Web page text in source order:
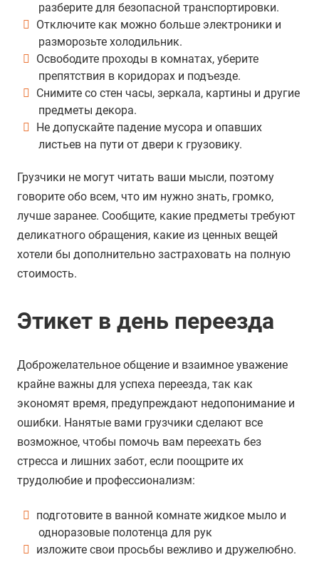
разберите для безопасной транспортировки.
Отключите как можно больше электроники и
разморозьте холодильник.
Освободите проходы в комнатах, уберите
препятствия в коридорах и подъезде.
Снимите со стен часы, зеркала, картины и другие
предметы декора.
Не допускайте падение мусора и опавших
листьев на пути от двери к грузовику.
Грузчики не могут читать ваши мысли, поэтому
говорите обо всем, что им нужно знать, громко,
лучше заранее. Сообщите, какие предметы требуют
деликатного обращения, какие из ценных вещей
хотели бы дополнительно застраховать на полную
стоимость.
Этикет в день переезда
Доброжелательное общение и взаимное уважение
крайне важны для успеха переезда, так как
экономят время, предупреждают недопонимание и
ошибки. Нанятые вами грузчики сделают все
возможное, чтобы помочь вам переехать без
стресса и лишних забот, если поощрите их
трудолюбие и профессионализм:
подготовите в ванной комнате жидкое мыло и
одноразовые полотенца для рук
изложите свои просьбы вежливо и дружелюбно.